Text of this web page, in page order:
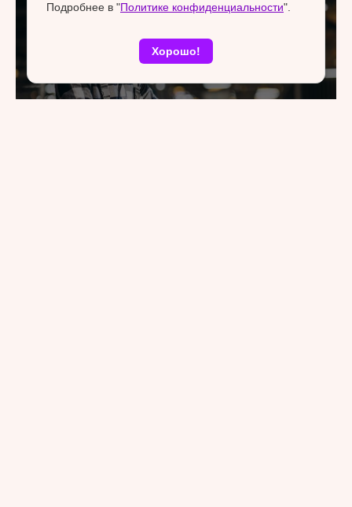
Подробнее в "Политике конфиденциальности".
Хорошо!